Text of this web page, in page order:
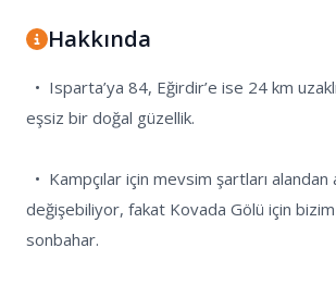
Hakkında
eşsiz bir doğal güzellik.
değişebiliyor, fakat Kovada Gölü için
sonbahar.